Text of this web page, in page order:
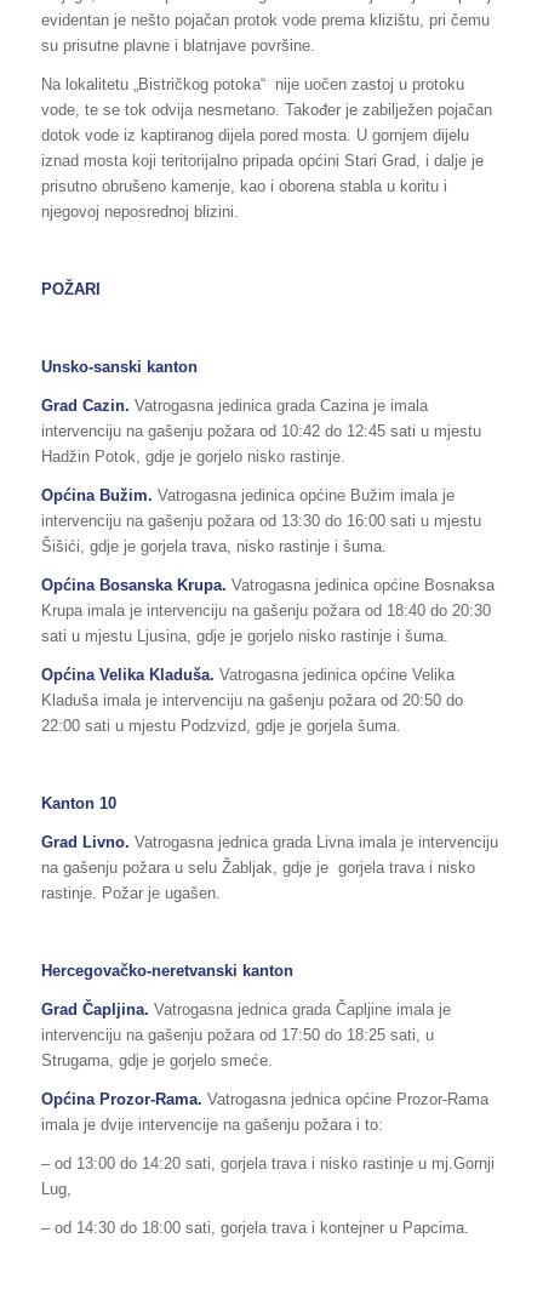
evidentan je nešto pojačan protok vode prema klizištu, pri čemu
su prisutne plavne i blatnjave površine.
Na lokalitetu „Bistričkog potoka“ nije uočen zastoj u protoku
vode, te se tok odvija nesmetano. Također je zabilježen pojačan
dotok vode iz kaptiranog dijela pored mosta. U gornjem dijelu
iznad mosta koji teritorijalno pripada općini Stari Grad, i dalje je
prisutno obrušeno kamenje, kao i oborena stabla u koritu i
njegovoj neposrednoj blizini.
POŽARI
Unsko-sanski kanton
Grad Cazin. Vatrogasna jedinica grada Cazina je imala
intervenciju na gašenju požara od 10:42 do 12:45 sati u mjestu
Hadžin Potok, gdje je gorjelo nisko rastinje.
Općina Bužim. Vatrogasna jedinica općine Bužim imala je
intervenciju na gašenju požara od 13:30 do 16:00 sati u mjestu
Šišići, gdje je gorjela trava, nisko rastinje i šuma.
Općina Bosanska Krupa. Vatrogasna jedinica općine Bosnaksa
Krupa imala je intervenciju na gašenju požara od 18:40 do 20:30
sati u mjestu Ljusina, gdje je gorjelo nisko rastinje i šuma.
Općina Velika Kladuša. Vatrogasna jedinica općine Velika
Kladuša imala je intervenciju na gašenju požara od 20:50 do
22:00 sati u mjestu Podzvizd, gdje je gorjela šuma.
Kanton 10
Grad Livno. Vatrogasna jednica grada Livna imala je intervenciju
na gašenju požara u selu Žabljak, gdje je gorjela trava i nisko
rastinje. Požar je ugašen.
Hercegovačko-neretvanski kanton
Grad Čapljina. Vatrogasna jednica grada Čapljine imala je
intervenciju na gašenju požara od 17:50 do 18:25 sati, u
Strugama, gdje je gorjelo smeće.
Općina Prozor-Rama. Vatrogasna jednica općine Prozor-Rama
imala je dvije intervencije na gašenju požara i to:
– od 13:00 do 14:20 sati, gorjela trava i nisko rastinje u mj.Gornji
Lug,
– od 14:30 do 18:00 sati, gorjela trava i kontejner u Papcima.